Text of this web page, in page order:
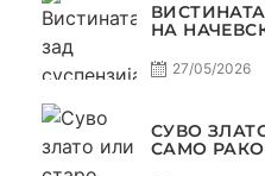
НА
27/05/2026
СУВО
САМО